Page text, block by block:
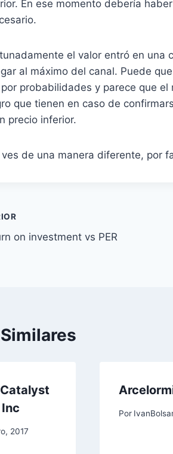
En ese momento debería
el valor entró en una
al máximo del canal. Puede
probabilidades y parece que
que tienen en caso de
precio inferior.
ves de una manera diferente, por
on investment vs PER
Catalyst
2017
Por